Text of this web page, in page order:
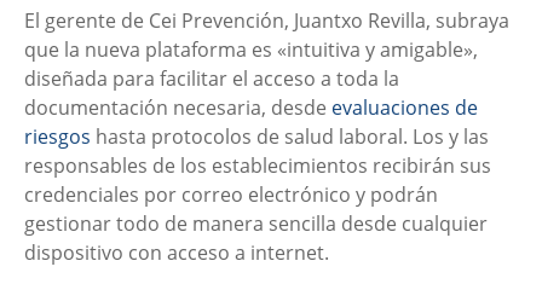
El gerente de Cei Prevención, Juantxo Revilla, subraya
que la nueva plataforma es «intuitiva y amigable»,
diseñada para facilitar el acceso a toda la
documentación necesaria, desde evaluaciones de
riesgos hasta protocolos de salud laboral. Los y las
responsables de los establecimientos recibirán sus
credenciales por correo electrónico y podrán
gestionar todo de manera sencilla desde cualquier
dispositivo con acceso a internet.